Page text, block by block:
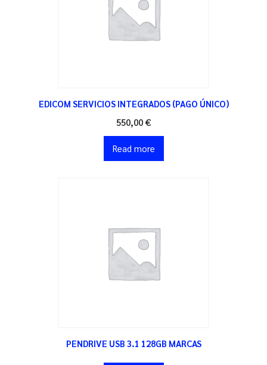
EDICOM SERVICIOS INTEGRADOS (PAGO ÚNICO)
550,00 €
Read more
PENDRIVE USB 3.1 128GB MARCAS